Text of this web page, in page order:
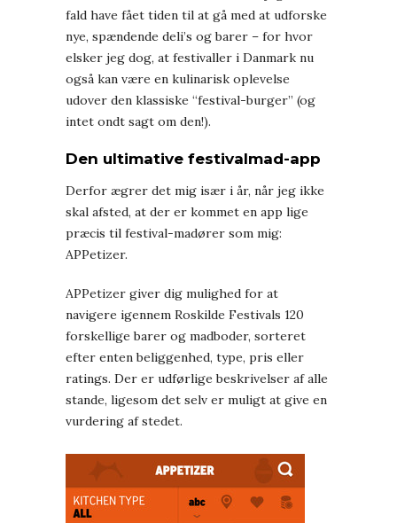
fald have fået tiden til at gå med at udforske
nye, spændende deli’s og barer – for hvor
elsker jeg dog, at festivaller i Danmark nu
også kan være en kulinarisk oplevelse
udover den klassiske “festival-burger” (og
intet ondt sagt om den!).
Den ultimative festivalmad-app
Derfor ægrer det mig især i år, når jeg ikke
skal afsted, at der er kommet en app lige
præcis til festival-madører som mig:
APPetizer.
APPetizer giver dig mulighed for at
navigere igennem Roskilde Festivals 120
forskellige barer og madboder, sorteret
efter enten beliggenhed, type, pris eller
ratings. Der er udførlige beskrivelser af alle
stande, ligesom det selv er muligt at give en
vurdering af stedet.